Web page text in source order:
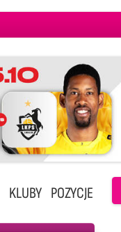
KLUBY POZYCJE